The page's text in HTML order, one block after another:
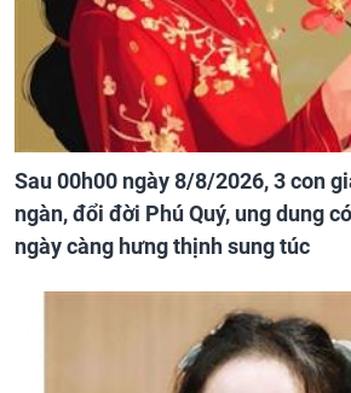
Sau 00h00 ngày 8/8/2026, 3 con
ngàn, đổi đời Phú Quý, ung dung
ngày càng hưng thịnh sung túc